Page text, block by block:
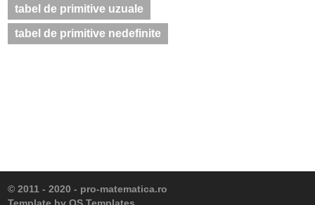
tabel de primitive uzuale
tabel de primitive nedefinite
© 2011 - 2020 - pro-matematica.ro